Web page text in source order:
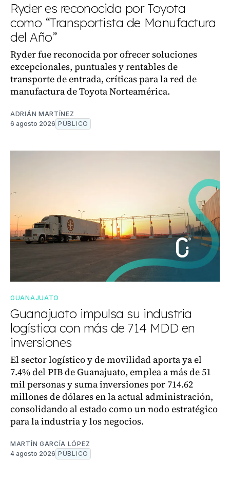
Ryder es reconocida por Toyota
como “Transportista de Manufactura
del Año”
Ryder fue reconocida por ofrecer soluciones
excepcionales, puntuales y rentables de
transporte de entrada, críticas para la red de
manufactura de Toyota Norteamérica.
ADRIÁN MARTÍNEZ
6 agosto 2026 PÚBLICO
GUANAJUATO
Guanajuato impulsa su industria
logística con más de 714 MDD en
inversiones
El sector logístico y de movilidad aporta ya el
7.4% del PIB de Guanajuato, emplea a más de 51
mil personas y suma inversiones por 714.62
millones de dólares en la actual administración,
consolidando al estado como un nodo estratégico
para la industria y los negocios.
MARTÍN GARCÍA LÓPEZ
4 agosto 2026 PÚBLICO